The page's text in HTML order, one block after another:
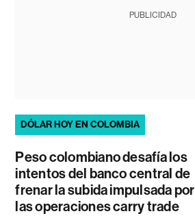
PUBLICIDAD
DÓLAR HOY EN COLOMBIA
Peso colombiano desafía los
intentos del banco central de
frenar la subida impulsada por
las operaciones carry trade